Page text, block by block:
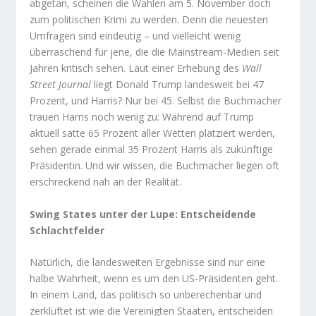
abgetan, scheinen die Wahlen am 5. November doch
zum politischen Krimi zu werden. Denn die neuesten
Umfragen sind eindeutig – und vielleicht wenig
überraschend für jene, die die Mainstream-Medien seit
Jahren kritisch sehen. Laut einer Erhebung des Wall
Street Journal liegt Donald Trump landesweit bei 47
Prozent, und Harris? Nur bei 45. Selbst die Buchmacher
trauen Harris noch wenig zu: Während auf Trump
aktuell satte 65 Prozent aller Wetten platziert werden,
sehen gerade einmal 35 Prozent Harris als zukünftige
Präsidentin. Und wir wissen, die Buchmacher liegen oft
erschreckend nah an der Realität.
Swing States unter der Lupe: Entscheidende
Schlachtfelder
Natürlich, die landesweiten Ergebnisse sind nur eine
halbe Wahrheit, wenn es um den US-Präsidenten geht.
In einem Land, das politisch so unberechenbar und
zerklüftet ist wie die Vereinigten Staaten, entscheiden